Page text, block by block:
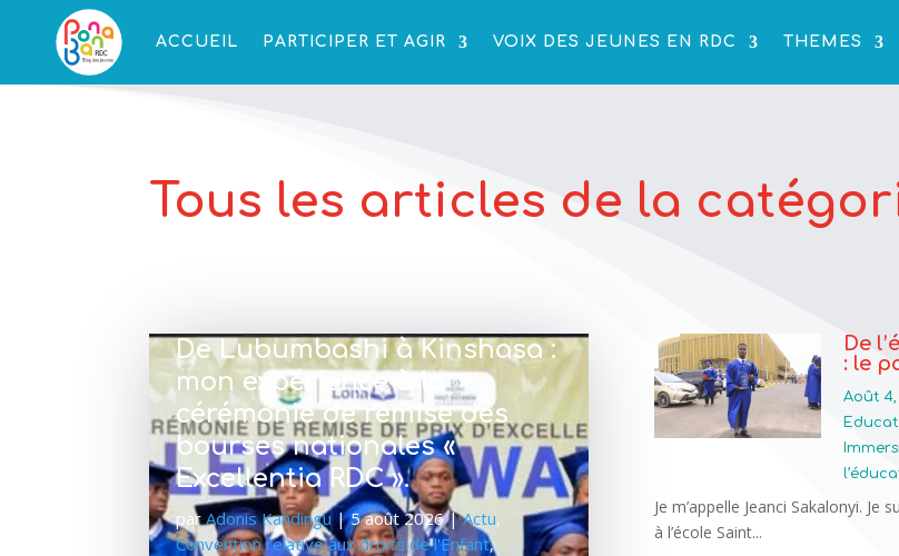
ACCUEIL PARTICIPER ET AGIR VOIX DES JEUNES EN RDC THEMES
Tous les articles de la
De Lubumbashi à Kinshasa :
mon expérience à la
cérémonie de remise des
bourses nationales «
Excellentia RDC ».
parAdonis Kandingu|5 août 2026|Actu,
Convention relative aux droits de l'Enfant,
De
: le
Août 4,
Je m’appelle Jeanci Sakalonyi.
à l’école Saint...